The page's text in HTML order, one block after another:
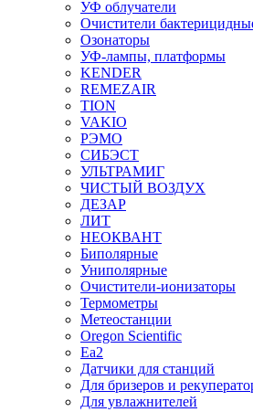
УФ облучатели
Очистители
Озонаторы
УФ-лампы, платформы
KENDER
REMEZAIR
TION
VAKIO
РЭМО
СИБЭСТ
УЛЬТРАМИГ
ЧИСТЫЙ ВОЗДУХ
ДЕЗАР
ЛИТ
НЕОКВАНТ
Биполярные
Униполярные
Очистители-ионизаторы
Термометры
Метеостанции
Oregon Scientific
Ea2
Датчики для станций
Для бризеров и
Для увлажнителей